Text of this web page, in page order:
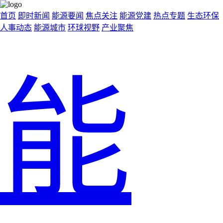
首页 即时新闻 能源要闻 焦点关注 能源党建 热点专题 生态环保
人事动态 能源城市 环球视野 产业聚焦
能